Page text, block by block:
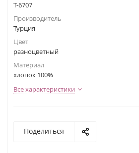
Т-6707
Производитель
Турция
Цвет
разноцветный
Материал
хлопок 100%
Все характеристики
Поделиться